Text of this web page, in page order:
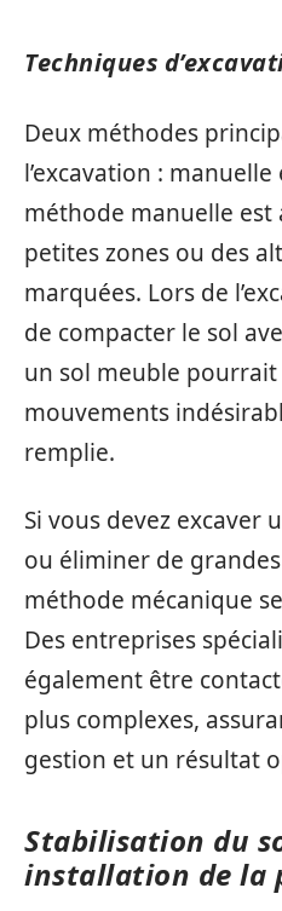
Techniques
Deux méthodes
l’excavation :
méthode manuelle
petites zones ou des
marquées. Lors de
de compacter le sol
un sol meuble
mouvements
remplie.
Si vous devez excaver
ou éliminer de
méthode mécanique
Des entreprises
également être
plus complexes,
gestion et un résultat
Stabilisation du
installation de la